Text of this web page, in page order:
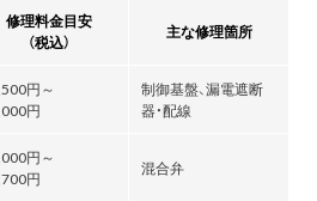
修理料金目安
（税込）
主な修理箇所
円～
円
制御基盤、漏電遮断
器・配線
円～
円
混合弁